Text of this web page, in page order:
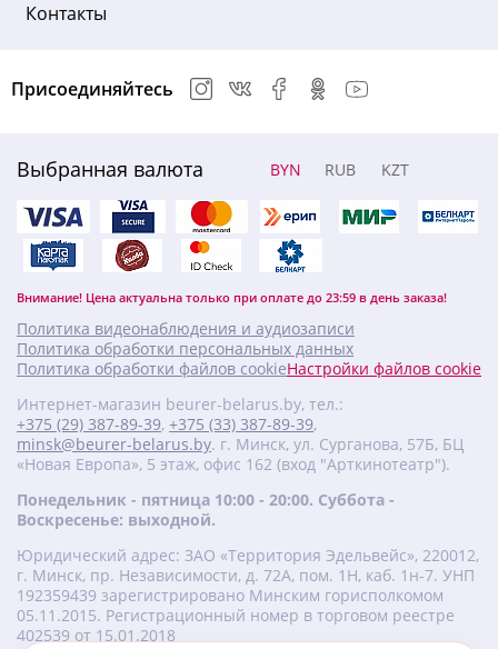
Контакты
Выбранная валюта BYN RUB KZT
Внимание! Цена актуальна только при оплате до 23:59 в день заказа!
Присоединяйтесь
Политика видеонаблюдения и аудиозаписи
Политика обработки персональных данных
Политика обработки файлов cookieНастройки файлов cookie
Интернет-магазин beurer-belarus.by, тел.:
+375 (29) 387-89-39, +375 (33) 387-89-39,
minsk@beurer-belarus.by. г. Минск, ул. Сурганова, 57Б, БЦ
«Новая Европа», 5 этаж, офис 162 (вход "Арткинотеатр").
Понедельник - пятница 10:00 - 20:00. Суббота -
Воскресенье: выходной.
Юридический адрес: ЗАО «Территория Эдельвейс», 220012,
г. Минск, пр. Независимости, д. 72А, пом. 1Н, каб. 1н-7. УНП
‎192359439 зарегистрировано Минским горисполкомом
05.11.2015. Регистрационный номер в торговом реестре
402539 от 15.01.2018